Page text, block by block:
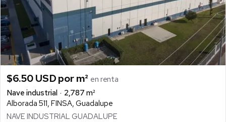
$6.50 USD por m² en renta
Nave industrial
2,787 m²
Alborada 511, FINSA, Guadalupe
NAVE INDUSTRIAL GUADALUPE